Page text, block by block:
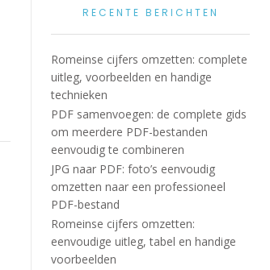
RECENTE BERICHTEN
Romeinse cijfers omzetten: complete
uitleg, voorbeelden en handige
technieken
PDF samenvoegen: de complete gids
om meerdere PDF-bestanden
eenvoudig te combineren
JPG naar PDF: foto’s eenvoudig
omzetten naar een professioneel
PDF-bestand
Romeinse cijfers omzetten:
eenvoudige uitleg, tabel en handige
voorbeelden